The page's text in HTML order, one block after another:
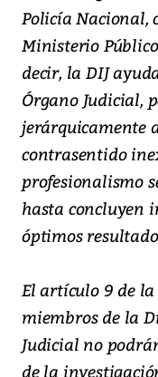
Policía Nacional,
Ministerio
decir, la DIJ
Órgano Judicial,
jerárquicamente
contrasentido
profesionalismo
hasta concluyen
óptimos
El artículo 9 de la
miembros de la
Judicial no
de la